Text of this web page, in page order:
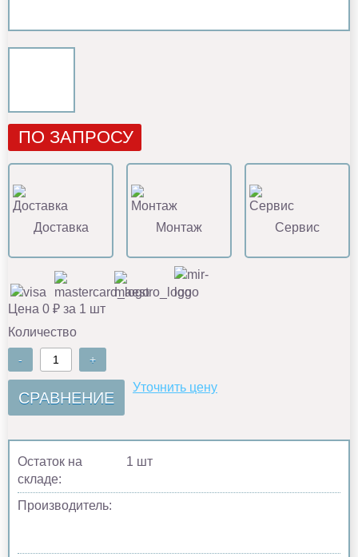
ПО ЗАПРОСУ
Доставка Монтаж Сервис
Цена 0 ₽ за 1 шт
Количество
- +
СРАВНЕНИЕ
Уточнить цену
Остаток на
складе:
1 шт
Производитель: